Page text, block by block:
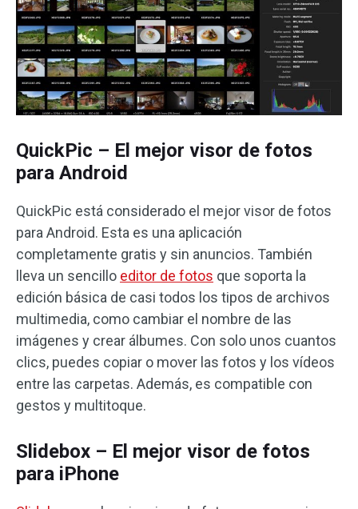
QuickPic – El mejor visor de fotos
para Android
QuickPic está considerado el mejor visor de fotos
para Android. Esta es una aplicación
completamente gratis y sin anuncios. También
lleva un sencillo editor de fotos que soporta la
edición básica de casi todos los tipos de archivos
multimedia, como cambiar el nombre de las
imágenes y crear álbumes. Con solo unos cuantos
clics, puedes copiar o mover las fotos y los vídeos
entre las carpetas. Además, es compatible con
gestos y multitoque.
Slidebox – El mejor visor de fotos
para iPhone